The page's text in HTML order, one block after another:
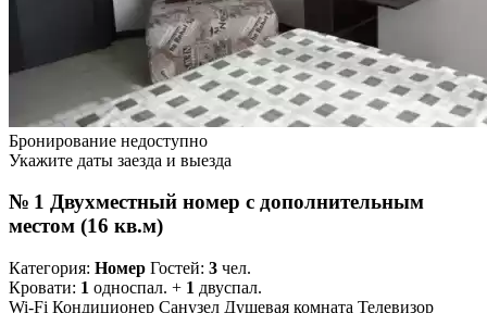
Бронирование недоступно
Укажите даты заезда и выезда
№ 1 Двухместный номер с дополнительным
местом (16 кв.м)
Категория: Номер Гостей: 3 чел.
Кровати: 1 односпал. + 1 двуспал.
Wi-Fi Кондиционер Санузел Душевая комната Телевизор